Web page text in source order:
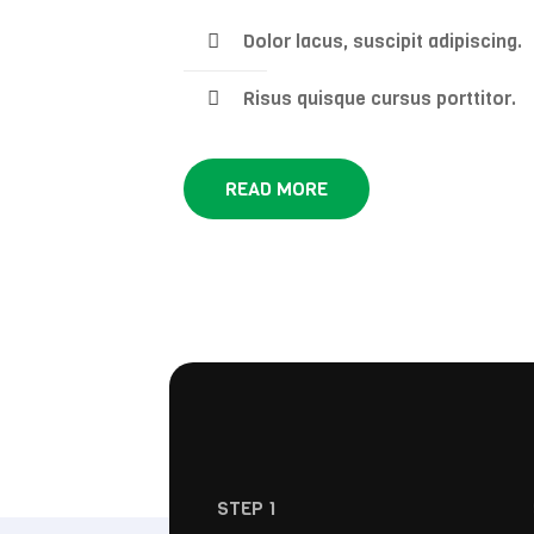
Dolor lacus, suscipit adipiscing.
Risus quisque cursus porttitor.
READ MORE
STEP 1